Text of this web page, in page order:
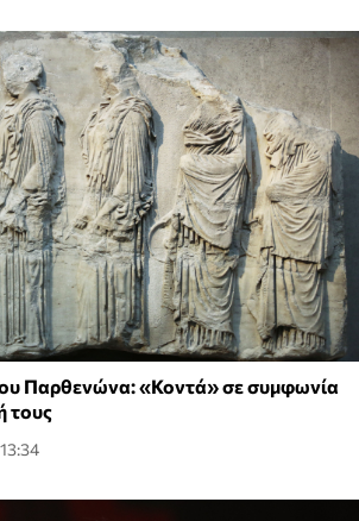
Παρθενώνα: «Κοντά» σε συμφωνία
τους